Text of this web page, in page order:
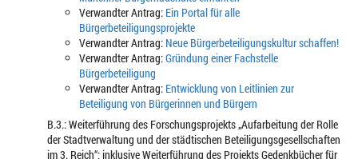
Verwandter Antrag: Ein Portal für alle
Bürgerbeteiligungsprojekte
Verwandter Antrag: Neue Bürgerbeteiligungskultur schaffen!
Verwandter Antrag:Gründung einer Fachstelle
Bürgerbeteiligung
Verwandter Antrag: Entwicklung von Leitlinien zur
Beteiligung von Bürgerinnen und Bürgern
B.3.: Weiterführung des Forschungsprojekts „Aufarbeitung der Rolle
der Stadtverwaltung und der städtischen Beteiligungsgesellschaften
im 3. Reich“; inklusive Weiterführung des Projekts Gedenkbücher für